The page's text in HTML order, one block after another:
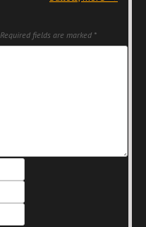
Required fields are marked *